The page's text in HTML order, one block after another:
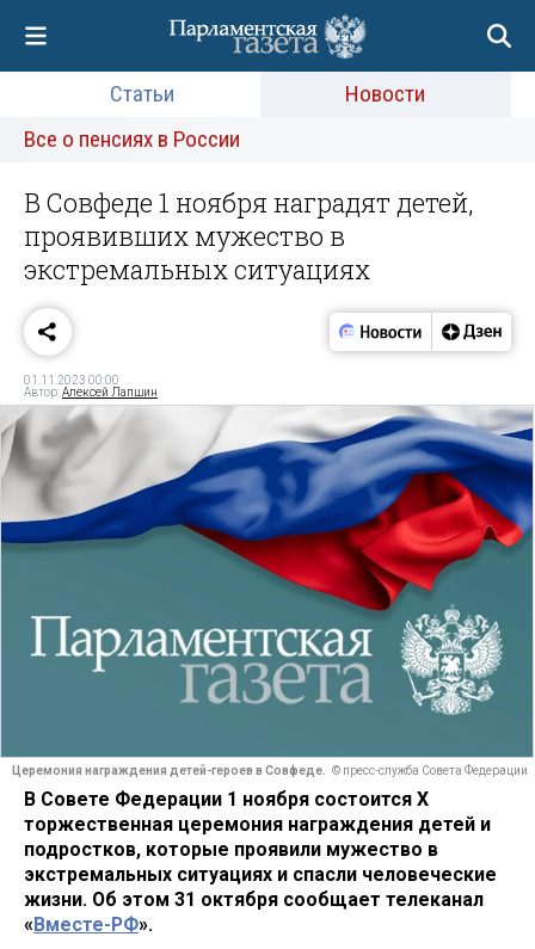
Статьи
Новости
Все о пенсиях в России
В Совфеде 1 ноября наградят детей,
проявивших мужество в
экстремальных ситуациях
01.11.2023 00:00
Автор:Алексей Лапшин
Церемония награждения детей-героев в Совфеде. © пресс-служба Совета Федерации
В Совете Федерации 1 ноября состоится X
торжественная церемония награждения детей и
подростков, которые проявили мужество в
экстремальных ситуациях и спасли человеческие
жизни. Об этом 31 октября сообщает телеканал
«Вместе-РФ».